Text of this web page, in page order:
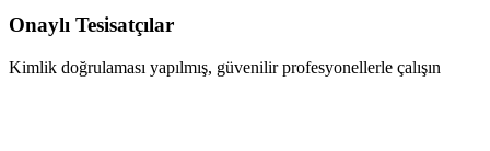
Onaylı Tesisatçılar
Kimlik doğrulaması yapılmış, güvenilir profesyonellerle çalışın